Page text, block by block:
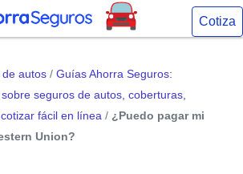
Cotiza
autos / Guías Ahorra Seguros:
seguros de autos, coberturas,
fácil en línea / ¿Puedo pagar mi
Union?